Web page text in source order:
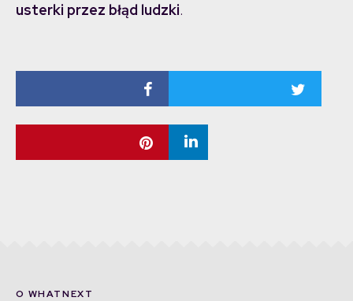
usterki przez błąd ludzki.
O WHATNEXT